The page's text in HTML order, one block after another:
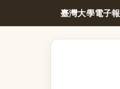
臺灣大學電子報